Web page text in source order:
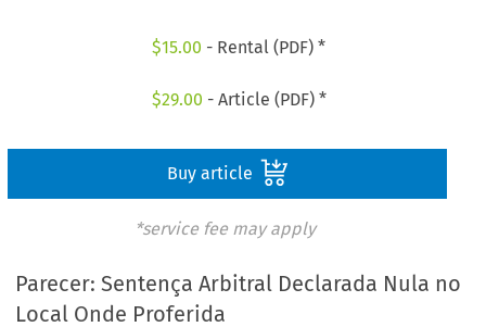
$15.00 - Rental (PDF) *
$29.00 - Article (PDF) *
Buy article
*service fee may apply
Parecer: Sentença Arbitral Declarada Nula no
Local Onde Proferida